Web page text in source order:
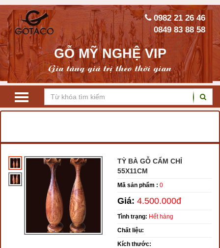
GỖ MỸ NGHỆ VIP
Gia tăng giá trị theo thời gian
0982 21 26 46
0849 83 88 58
TỲ BÀ GỖ CẨM CHỈ
55X11CM
Mã sản phẩm : 0
Giá: 4.500.000đ
Tình trạng: Hết hàng
Chất liệu:
Kích thước: